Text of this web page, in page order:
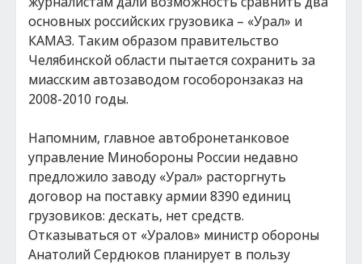
основных российских грузовика – «Урал» и
КАМАЗ. Таким образом правительство
Челябинской области пытается сохранить за
миасским автозаводом гособоронзаказ на
2008-2010 годы.
Напомним, главное автобронетанковое
управление Минобороны России недавно
предложило заводу «Урал» расторгнуть
договор на поставку армии 8390 единиц
грузовиков: дескать, нет средств.
Отказываться от «Уралов» министр обороны
Анатолий Сердюков планирует в пользу